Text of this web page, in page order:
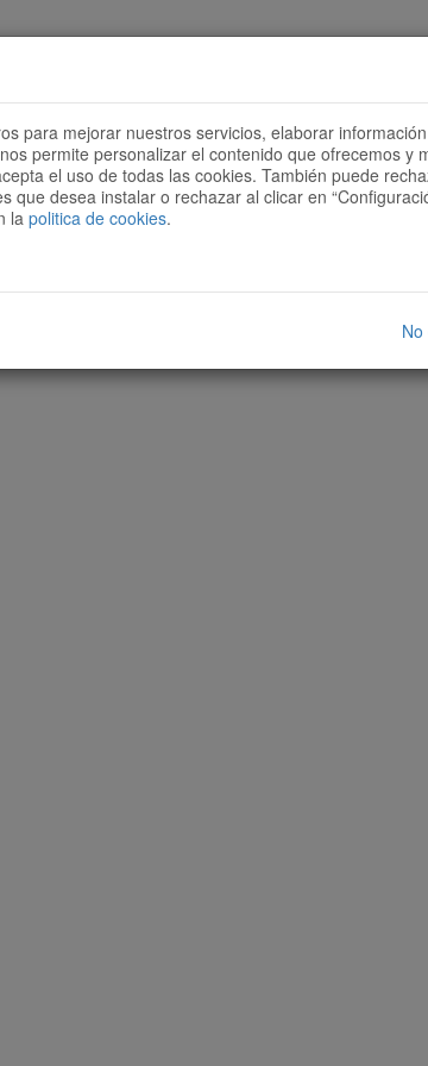
rutas Quieres ser colaborador?
para mejorar nuestros servicios, elaborar
permite personalizar el contenido que ofrecemos y
el uso de todas las cookies. También puede
que desea instalar o rechazar al clicar en
lapolitica de cookies.